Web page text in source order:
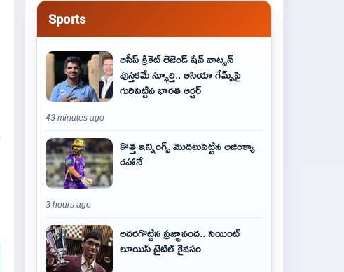
Sports
ఆసీస్ క్రికెట్ లెజెండ్ షేన్ వాట్సన్
పుస్తకమే స్ఫూర్తి.. ఆసియా గేమ్స్‌పై
గురిపెట్టిన భారత ఆర్చర్
43 minutes ago
కొత్త ఇన్నింగ్స్ మొదలుపెట్టిన అజింక్యా
రహానే
3 hours ago
అదరగొట్టిన ప్రజ్ఞానంద.. సెయింట్‌
లూయిస్ టైటిల్‌ కైవసం